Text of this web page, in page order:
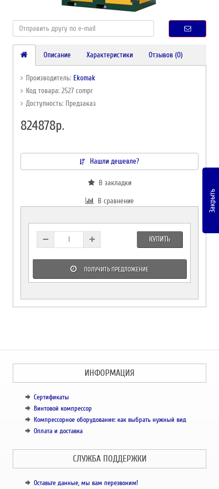
Описание Характеристики Отзывов (0)
Производитель: Ekomak
Код товара: 2527 compr
Доступность: Предзаказ
824878р.
Нашли дешевле?
В закладки
В сравнение
КУПИТЬ
ПОЛУЧИТЬ ПРЕДЛОЖЕНИЕ
ИНФОРМАЦИЯ
Сертификаты
Винтовой компрессор
Компрессорное оборудование: как выбрать нужный вид
Оплата и доставка
СЛУЖБА ПОДДЕРЖКИ
Оставьте данные, мы вам перезвоним!
Закрыть